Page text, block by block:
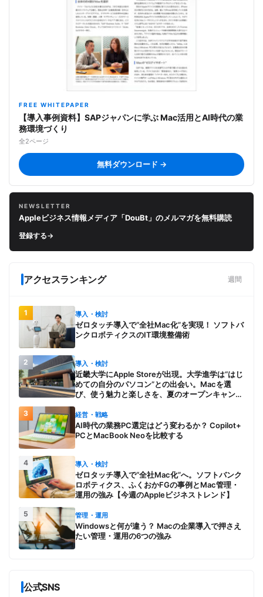
FREE WHITEPAPER
【導入事例資料】SAPジャパンに学ぶ Mac活用とAI時代の業
務環境づくり
全2ページ
無料ダウンロード →
NEWSLETTER
Appleビジネス情報メディア「DouBt」のメルマガを無料購読
登録する→
アクセスランキング 週間
1 導入・検討
ゼロタッチ導入で“全社Mac化”を実現！ ソフトバ
ンクロボティクスのIT環境整備術
2 導入・検討
近畿大学にApple Storeが出現。大学進学は“はじ
めての自分のパソコン”との出会い。Macを選
び、使う魅力と楽しさを、夏のオープンキャンパ
3 経営・戦略
AI時代の業務PC選定はどう変わるか？ Copilot+
PCとMacBook Neoを比較する
4 導入・検討
ゼロタッチ導入で“全社Mac化”へ。ソフトバンク
ロボティクス、ふくおかFGの事例とMac管理・
運用の強み【今週のAppleビジネストレンド】
5 管理・運用
Windowsと何が違う？ Macの企業導入で押さえ
たい管理・運用の6つの強み
公式SNS